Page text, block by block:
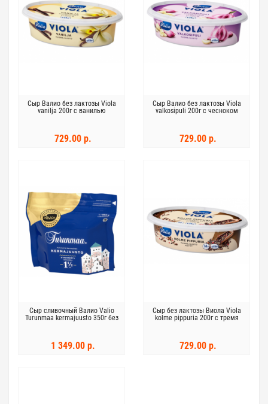
Сыр Валио без лактозы Viola
vanilja 200г с ванилью
729.00 р.
Сыр Валио без лактозы Viola
valkosipuli 200г с чесноком
729.00 р.
Сыр сливочный Валио Valio
Turunmaa kermajuusto 350г без
1 349.00 р.
Сыр без лактозы Виола Viola
kolme pippuria 200г с тремя
729.00 р.